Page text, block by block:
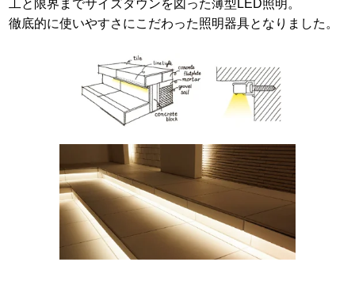
工と限界までサイズダウンを図った薄型LED照明。
徹底的に使いやすさにこだわった照明器具となりました。